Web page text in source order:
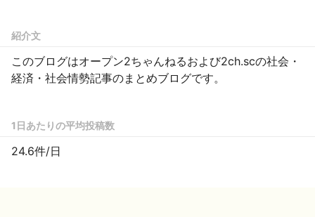
紹介文
このブログはオープン2ちゃんねるおよび2ch.scの社会・
経済・社会情勢記事のまとめブログです。
1日あたりの平均投稿数
24.6件/日